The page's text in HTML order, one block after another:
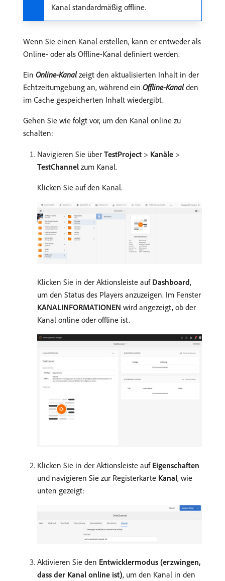
Kanal standardmäßig offline.
Wenn Sie einen Kanal erstellen, kann er entweder als
Online- oder als Offline-Kanal definiert werden.
Ein Online-Kanalzeigt den aktualisierten Inhalt in der
Echtzeitumgebung an, während ein Offline-Kanalden
im Cache gespeicherten Inhalt wiedergibt.
Gehen Sie wie folgt vor, um den Kanal online zu
schalten:
Navigieren Sie über TestProject > Kanäle >
TestChannel zum Kanal.
Klicken Sie auf den Kanal.
Klicken Sie in der Aktionsleiste auf Dashboard,
um den Status des Players anzuzeigen. Im Fenster
KANALINFORMATIONEN wird angezeigt, ob der
Kanal online oder offline ist.
Klicken Sie in der Aktionsleiste auf Eigenschaften
und navigieren Sie zur Registerkarte Kanal, wie
unten gezeigt:
Aktivieren Sie den Entwicklermodus (erzwingen,
dass der Kanal online ist), um den Kanal in den